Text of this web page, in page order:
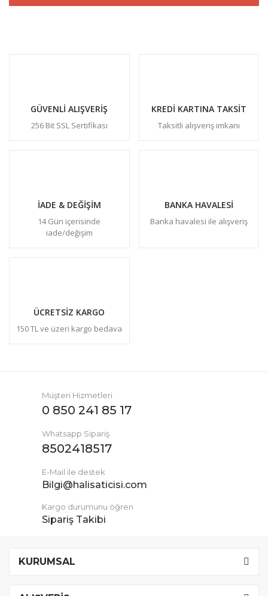
GÜVENLİ ALIŞVERİŞ
256 Bit SSL Sertifikası
KREDİ KARTINA TAKSİT
Taksitli alışveriş imkanı
İADE & DEĞİŞİM
14 Gün içerisinde
iade/değişim
BANKA HAVALESİ
Banka havalesi ile alışveriş
ÜCRETSİZ KARGO
150 TL ve üzeri kargo bedava
Müşteri Hizmetleri
0 850 241 85 17
Whatsapp Sipariş
8502418517
E-Mail ile destek
Bilgi@halisaticisi.com
Kargo durumunu öğren
Sipariş Takibi
KURUMSAL